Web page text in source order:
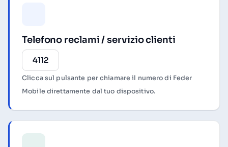
Telefono reclami / servizio clienti
4112
Clicca sul pulsante per chiamare il numero di Feder
Mobile direttamente dal tuo dispositivo.